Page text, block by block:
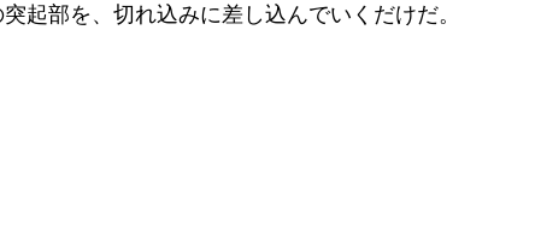
起部を、切れ込みに差し込んでいくだけだ。